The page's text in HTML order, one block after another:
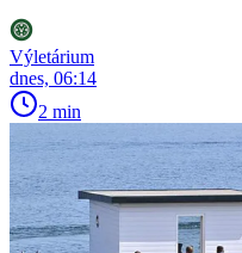
Výletárium
dnes, 06:14
2 min